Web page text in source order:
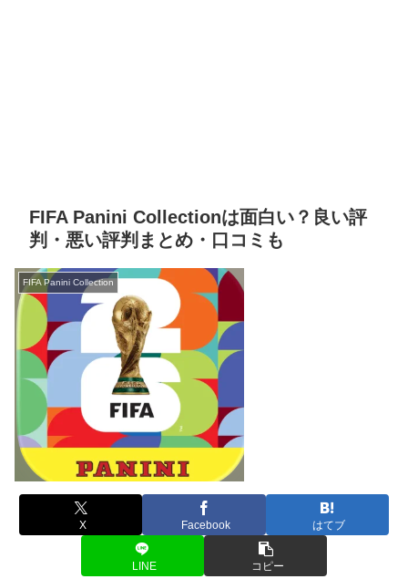
FIFA Panini Collectionは面白い？良い評
判・悪い評判まとめ・口コミも
FIFA Panini Collection
X Facebook はてブ
LINE コピー